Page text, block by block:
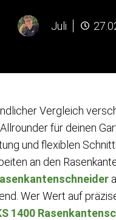
Juli
Vergleich
für deinen
und flexiblen
an den
Wer Wert auf
1400